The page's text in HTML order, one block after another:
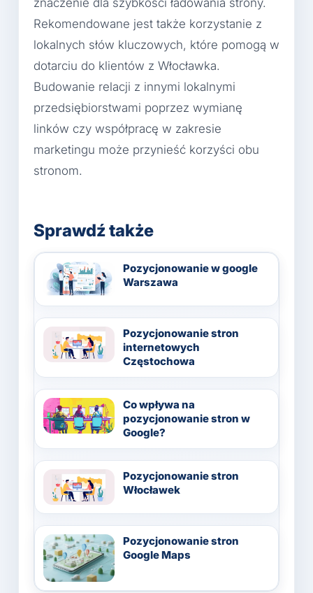
Rekomendowane jest także korzystanie z
lokalnych słów kluczowych, które pomogą w
dotarciu do klientów z Włocławka.
Budowanie relacji z innymi lokalnymi
przedsiębiorstwami poprzez wymianę
linków czy współpracę w zakresie
marketingu może przynieść korzyści obu
stronom.
Sprawdź także
Pozycjonowanie w google
Warszawa
Pozycjonowanie stron
internetowych
Częstochowa
Co wpływa na
pozycjonowanie stron w
Google?
Pozycjonowanie stron
Włocławek
Pozycjonowanie stron
Google Maps